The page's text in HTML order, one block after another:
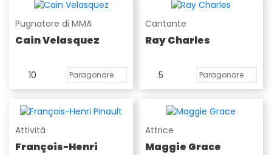
Pugnatore di MMA
Cain Velasquez
10 Paragonare
Cantante
Ray Charles
5 Paragonare
Attività
François-Henri
Attrice
Maggie Grace